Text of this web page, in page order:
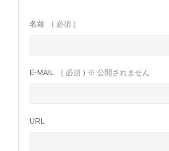
名前 ( 必須 )
E-MAIL ( 必須 ) ※ 公開されません
URL